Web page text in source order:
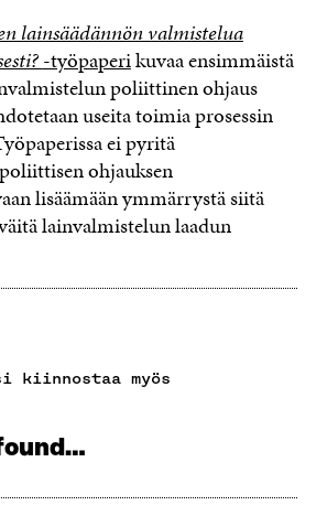
lainsäädännön valmistelua
-työpaperikuvaa ensimmäistä
poliittinen ohjaus
useita toimia prosessin
ei pyritä
ohjauksen
lisäämään ymmärrystä siitä
lainvalmistelun laadun
kiinnostaa myös